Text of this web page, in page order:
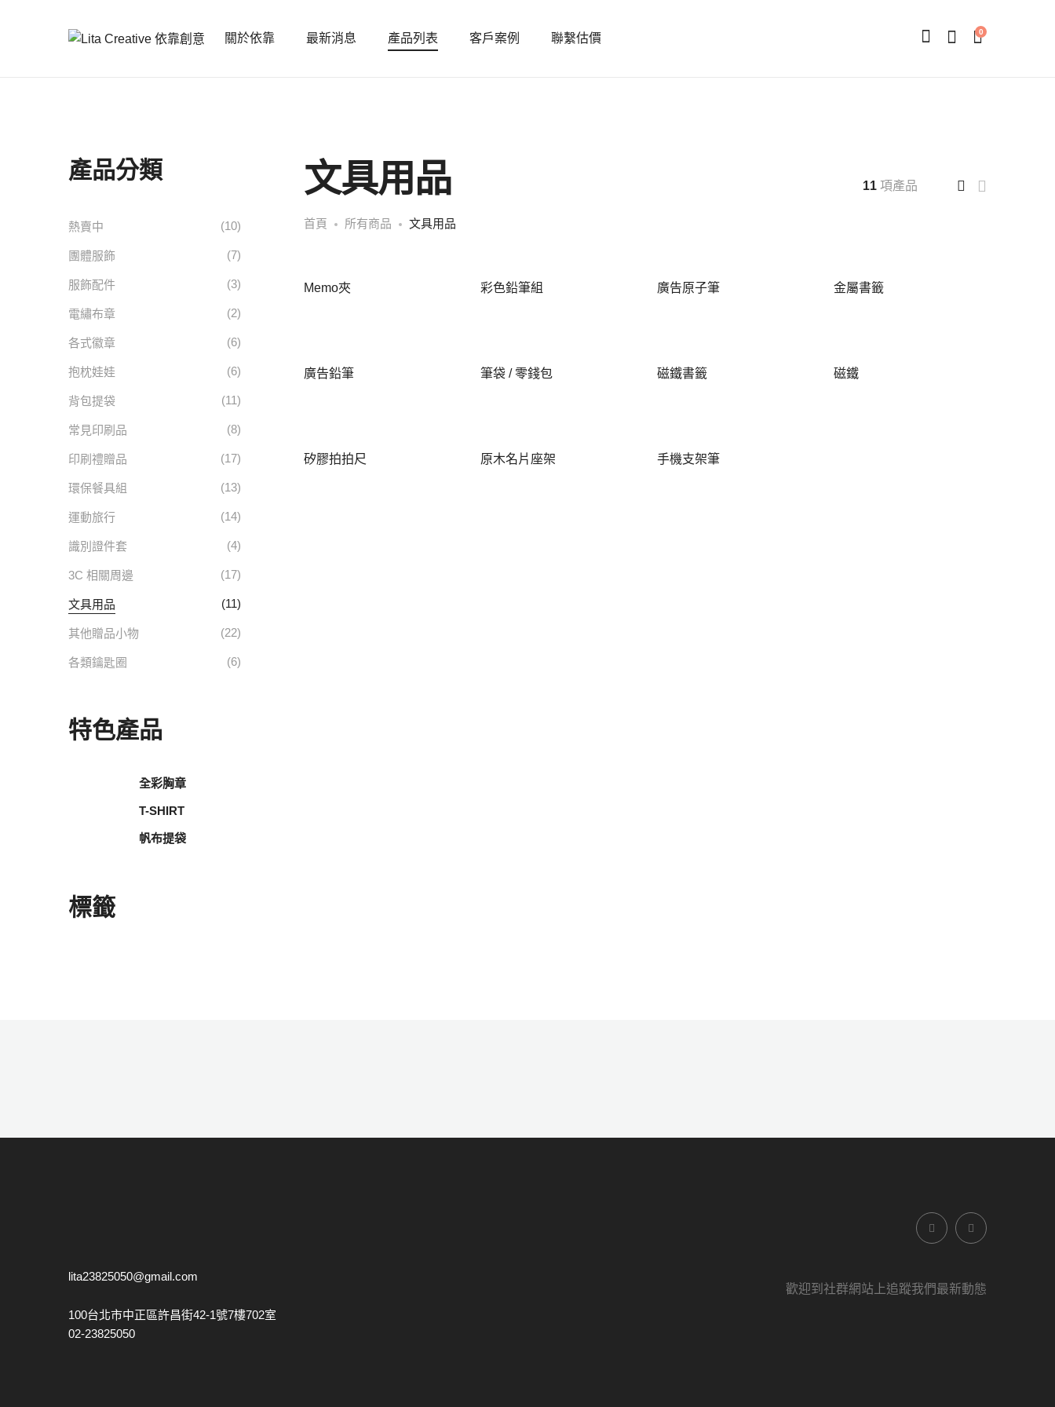
關於依靠 最新消息 產品列表 客戶案例 聯繫估價 0
文具用品
首頁 所有商品 文具用品
11 項產品
Memo夾 彩色鉛筆組 廣告原子筆 金屬書籤
廣告鉛筆 筆袋 / 零錢包 磁鐵書籤 磁鐵
矽膠拍拍尺 原木名片座架 手機支架筆
產品分類
熱賣中 (10)
團體服飾 (7)
服飾配件 (3)
電繡布章 (2)
各式徽章 (6)
抱枕娃娃 (6)
背包提袋 (11)
常見印刷品 (8)
印刷禮贈品 (17)
環保餐具組 (13)
運動旅行 (14)
識別證件套 (4)
3C 相關周邊 (17)
文具用品 (11)
其他贈品小物 (22)
各類鑰匙圈 (6)
特色產品
全彩胸章
T-SHIRT
帆布提袋
標籤
lita23825050@gmail.com
100台北市中正區許昌街42-1號7樓702室
02-23825050
歡迎到社群網站上追蹤我們最新動態